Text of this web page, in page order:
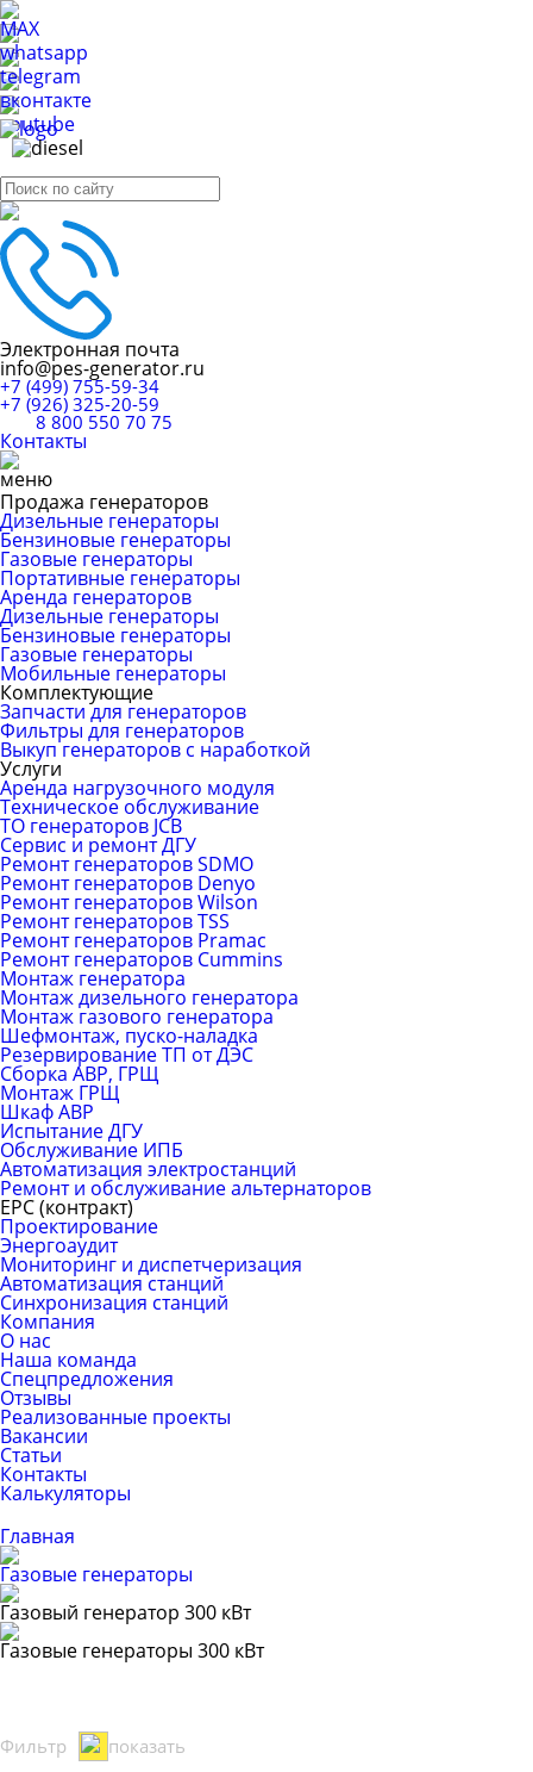
Электронная почта
info@pes-generator.ru
+7 (499) 755-59-34
+7 (926) 325-20-59
8 800 550 70 75
Контакты
Продажа генераторов
Дизельные генераторы
Бензиновые генераторы
Газовые генераторы
Портативные генераторы
Аренда генераторов
Дизельные генераторы
Бензиновые генераторы
Газовые генераторы
Мобильные генераторы
Комплектующие
Запчасти для генераторов
Фильтры для генераторов
Выкуп генераторов с наработкой
Услуги
Аренда нагрузочного модуля
Техническое обслуживание
ТО генераторов JCB
Сервис и ремонт ДГУ
Ремонт генераторов SDMO
Ремонт генераторов Denyo
Ремонт генераторов Wilson
Ремонт генераторов TSS
Ремонт генераторов Pramac
Ремонт генераторов Сummins
Монтаж генератора
Монтаж дизельного генератора
Монтаж газового генератора
Шефмонтаж, пуско-наладка
Резервирование ТП от ДЭС
Сборка АВР, ГРЩ
Монтаж ГРЩ
Шкаф АВР
Испытание ДГУ
Обслуживание ИПБ
Автоматизация электростанций
Ремонт и обслуживание альтернаторов
ЕРС (контракт)
Проектирование
Энергоаудит
Мониторинг и диспетчеризация
Автоматизация станций
Синхронизация станций
Компания
О нас
Наша команда
Спецпредложения
Отзывы
Реализованные проекты
Вакансии
Статьи
Контакты
Калькуляторы
Главная
Газовые генераторы
Газовый генератор 300 кВт
Газовые генераторы 300 кВт
Фильтр показать